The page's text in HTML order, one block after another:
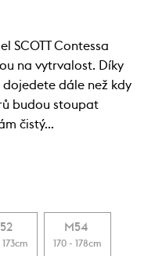
SCOTT Contessa
na vytrvalost. Díky
dále než kdy
budou stoupat
čistý…
173cm
M54
170 - 178cm